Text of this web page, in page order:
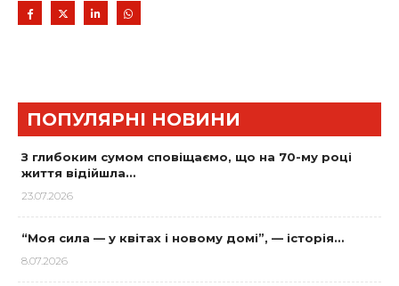
ПОПУЛЯРНІ НОВИНИ
З глибоким сумом сповіщаємо, що на 70-му році
життя відійшла…
23.07.2026
“Моя сила — у квітах і новому домі”, — історія…
8.07.2026